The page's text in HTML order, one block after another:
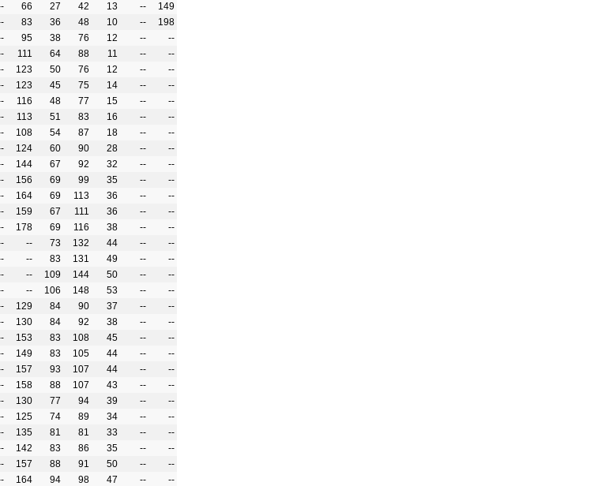
66 27 42 13 --
149
83 36 48 10 --
198
95 38 76 12 --
--
111 64 88 11 --
--
123 50 76 12 --
--
123 45 75 14 --
--
116 48 77 15 --
--
113 51 83 16 --
--
108 54 87 18 --
--
124 60 90 28 --
--
144 67 92 32 --
--
156 69 99 35 --
--
164 69 113 36 --
--
159 67 111 36 --
--
178 69 116 38 --
--
-- 73 132 44 --
--
-- 83 131 49 --
--
-- 109 144 50 --
--
-- 106 148 53 --
--
129 84 90 37 --
--
130 84 92 38 --
--
153 83 108 45 --
--
149 83 105 44 --
--
157 93 107 44 --
--
158 88 107 43 --
--
130 77 94 39 --
--
125 74 89 34 --
--
135 81 81 33 --
--
142 83 86 35 --
--
157 88 91 50 --
--
164 94 98 47 --
--